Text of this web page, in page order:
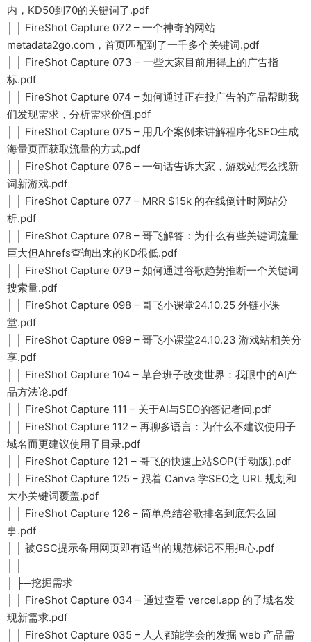
内，KD50到70的关键词了.pdf
│ │ FireShot Capture 072 – 一个神奇的网站
metadata2go.com，首页匹配到了一千多个关键词.pdf
│ │ FireShot Capture 073 – 一些大家目前用得上的广告指
标.pdf
│ │ FireShot Capture 074 – 如何通过正在投广告的产品帮助我
们发现需求，分析需求价值.pdf
│ │ FireShot Capture 075 – 用几个案例来讲解程序化SEO生成
海量页面获取流量的方式.pdf
│ │ FireShot Capture 076 – 一句话告诉大家，游戏站怎么找新
词新游戏.pdf
│ │ FireShot Capture 077 – MRR $15k 的在线倒计时网站分
析.pdf
│ │ FireShot Capture 078 – 哥飞解答：为什么有些关键词流量
巨大但Ahrefs查询出来的KD很低.pdf
│ │ FireShot Capture 079 – 如何通过谷歌趋势推断一个关键词
搜索量.pdf
│ │ FireShot Capture 098 – 哥飞小课堂24.10.25 外链小课
堂.pdf
│ │ FireShot Capture 099 – 哥飞小课堂24.10.23 游戏站相关分
享.pdf
│ │ FireShot Capture 104 – 草台班子改变世界：我眼中的AI产
品方法论.pdf
│ │ FireShot Capture 111 – 关于AI与SEO的答记者问.pdf
│ │ FireShot Capture 112 – 再聊多语言：为什么不建议使用子
域名而更建议使用子目录.pdf
│ │ FireShot Capture 121 – 哥飞的快速上站SOP(手动版).pdf
│ │ FireShot Capture 125 – 跟着 Canva 学SEO之 URL 规划和
大小关键词覆盖.pdf
│ │ FireShot Capture 126 – 简单总结谷歌排名到底怎么回
事.pdf
│ │ 被GSC提示备用网页即有适当的规范标记不用担心.pdf
│ ├─挖掘需求
│ │ FireShot Capture 034 – 通过查看 vercel.app 的子域名发
现新需求.pdf
│ │ FireShot Capture 035 – 人人都能学会的发掘 web 产品需